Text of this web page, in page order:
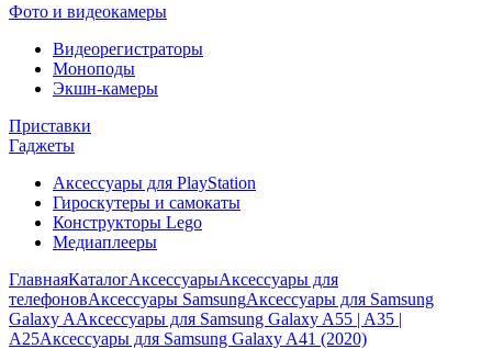
Фото и видеокамеры
Видеорегистраторы
Моноподы
Экшн-камеры
Приставки
Гаджеты
Аксессуары для PlayStation
Гироскутеры и самокаты
Конструкторы Lego
Медиаплееры
ГлавнаяКаталогАксессуарыАксессуары для
телефоновАксессуары SamsungАксессуары для Samsung
Galaxy AАксессуары для Samsung Galaxy A55 | A35 |
A25Аксессуары для Samsung Galaxy A41 (2020)